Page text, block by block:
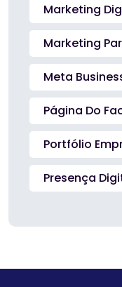
Marketing
Marketing
Meta
Página Do
Portfólio
Presença